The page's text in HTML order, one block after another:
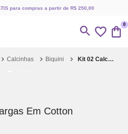
para compras a partir de R$ 250,00
0
Calcinhas Biquini Kit 02 Calcinhas Largas Em Cotton Rm/Estcobogo-Pt
Em Cotton